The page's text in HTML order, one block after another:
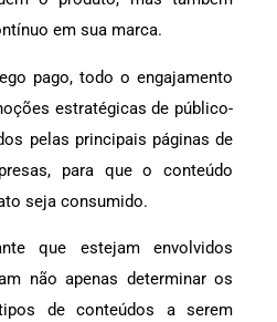
em sua marca.
pago, todo o engajamento
estratégicas de público-
pelas principais páginas de
para que o conteúdo
seja consumido.
que estejam envolvidos
não apenas determinar os
de conteúdos a serem